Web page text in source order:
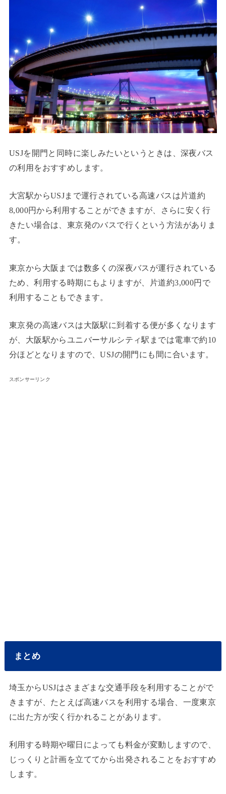
USJを開門と同時に楽しみたいというときは、深夜バス
の利用をおすすめします。
大宮駅からUSJまで運行されている高速バスは片道約
8,000円から利用することができますが、さらに安く行
きたい場合は、東京発のバスで行くという方法がありま
す。
東京から大阪までは数多くの深夜バスが運行されている
ため、利用する時期にもよりますが、片道約3,000円で
利用することもできます。
東京発の高速バスは大阪駅に到着する便が多くなります
が、大阪駅からユニバーサルシティ駅までは電車で約10
分ほどとなりますので、USJの開門にも間に合います。
スポンサーリンク
まとめ
埼玉からUSJはさまざまな交通手段を利用することがで
きますが、たとえば高速バスを利用する場合、一度東京
に出た方が安く行かれることがあります。
利用する時期や曜日によっても料金が変動しますので、
じっくりと計画を立ててから出発されることをおすすめ
します。